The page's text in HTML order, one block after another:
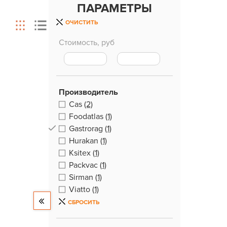
ПАРАМЕТРЫ
ОЧИСТИТЬ
Стоимость, руб
Производитель
Cas (2)
Foodatlas (1)
Gastrorag (1)
Hurakan (1)
Ksitex (1)
Packvac (1)
Sirman (1)
Viatto (1)
СБРОСИТЬ